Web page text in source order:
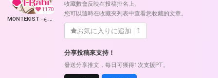
1170
MONTEKIST -もんてきすと- (I-Rabi)
收藏數會反映在投稿排名上。
您可以隨時在收藏夾列表中查看您收藏的文章。
お気に入りに追加 1
分享投稿來支持！
發送分享推文，每日可獲得1次支援PT。